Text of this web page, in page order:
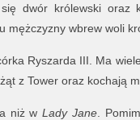
dwór królewski oraz
mężczyzny wbrew woli
Ryszarda III. Ma
z Tower oraz kochają
niż wLady Jane .